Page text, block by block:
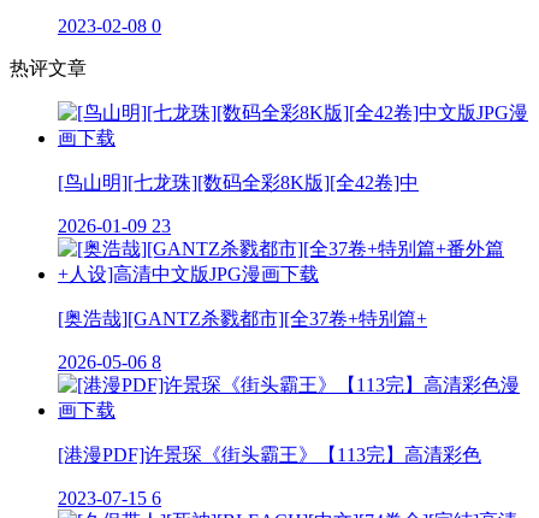
2023-02-08 0
热评文章
[鸟山明][七龙珠][数码全彩8K版][全42卷]中
2026-01-09 23
[奥浩哉][GANTZ杀戮都市][全37卷+特别篇+
2026-05-06 8
[港漫PDF]许景琛《街头霸王》【113完】高清彩色
2023-07-15 6